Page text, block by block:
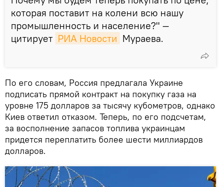
которая поставит на колени всю нашу
промышленность и население?" —
цитирует РИА Новости Мураева.
По его словам, Россия предлагала Украине
подписать прямой контракт на покупку газа на
уровне 175 долларов за тысячу кубометров, однако
Киев ответил отказом. Теперь, по его подсчетам,
за восполнение запасов топлива украинцам
придется переплатить более шести миллиардов
долларов.